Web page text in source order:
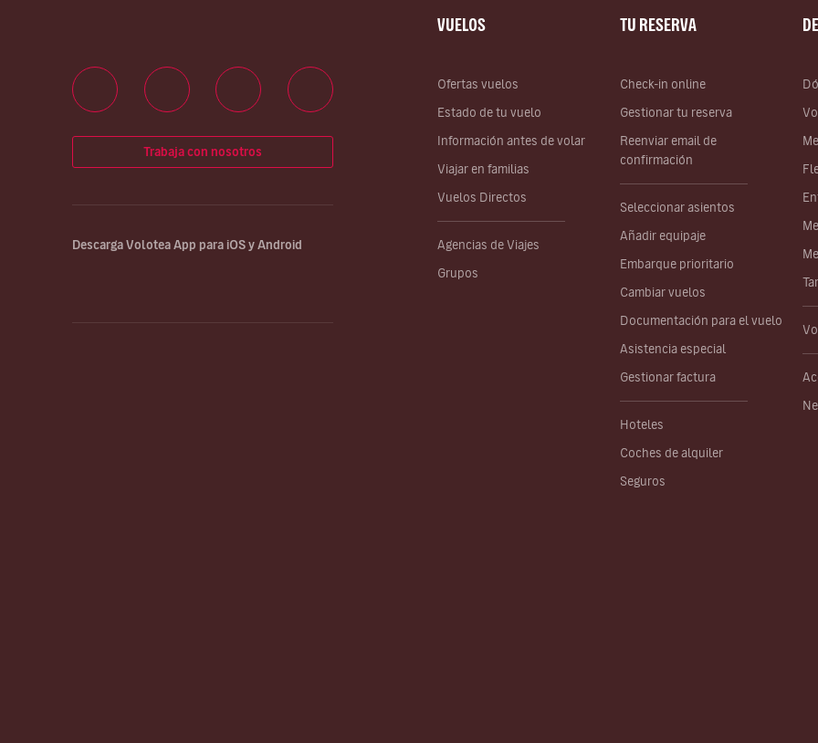
VUELOS
Ofertas vuelos
Estado de tu vuelo
Información antes de volar
Viajar en familias
Vuelos Directos
Agencias de Viajes
Grupos
TU RESERVA
Check-in online
Gestionar tu reserva
Reenviar email de
confirmación
Seleccionar asientos
Añadir equipaje
Embarque prioritario
Cambiar vuelos
Documentación para el vuelo
Asistencia especial
Gestionar factura
Hoteles
Coches de alquiler
Seguros
Trabaja con nosotros
Descarga Volotea App para iOS y Android